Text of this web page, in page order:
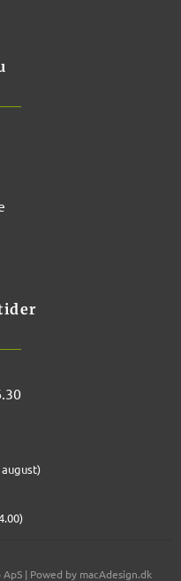
| Powed by macAdesign.dk